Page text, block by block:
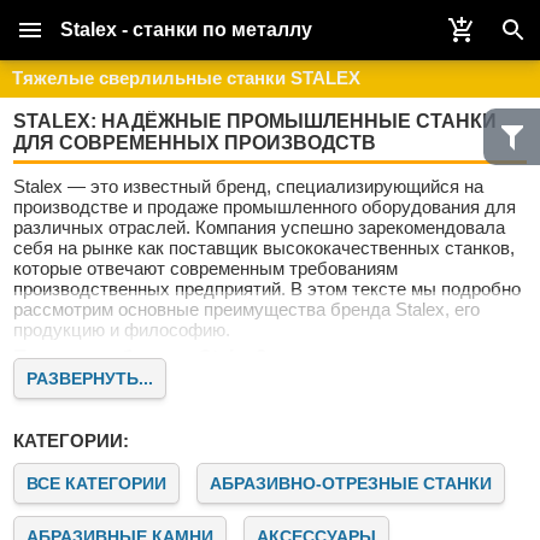
Stalex - станки по металлу
Тяжелые сверлильные станки STALEX
STALEX: НАДЁЖНЫЕ ПРОМЫШЛЕННЫЕ СТАНКИ
ДЛЯ СОВРЕМЕННЫХ ПРОИЗВОДСТВ
Stalex — это известный бренд, специализирующийся на
производстве и продаже промышленного оборудования для
различных отраслей. Компания успешно зарекомендовала
себя на рынке как поставщик высококачественных станков,
которые отвечают современным требованиям
производственных предприятий. В этом тексте мы подробно
рассмотрим основные преимущества бренда Stalex, его
продукцию и философию.
Почему выбирают Stalex?
Stalex — это не просто поставщик оборудования. Это
совершенствованию. Наши клиенты ценят нас за качество,
надёжность и современный подход к машиностроению.
Качество и инновации
Бренд Stalex известен своим стремлением к постоянному
совершенствованию продукции. Все станки проходят
РАЗВЕРНУТЬ...
КАТЕГОРИИ:
ВСЕ КАТЕГОРИИ АБРАЗИВНО-ОТРЕЗНЫЕ СТАНКИ